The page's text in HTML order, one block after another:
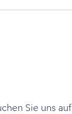
Sie uns auf